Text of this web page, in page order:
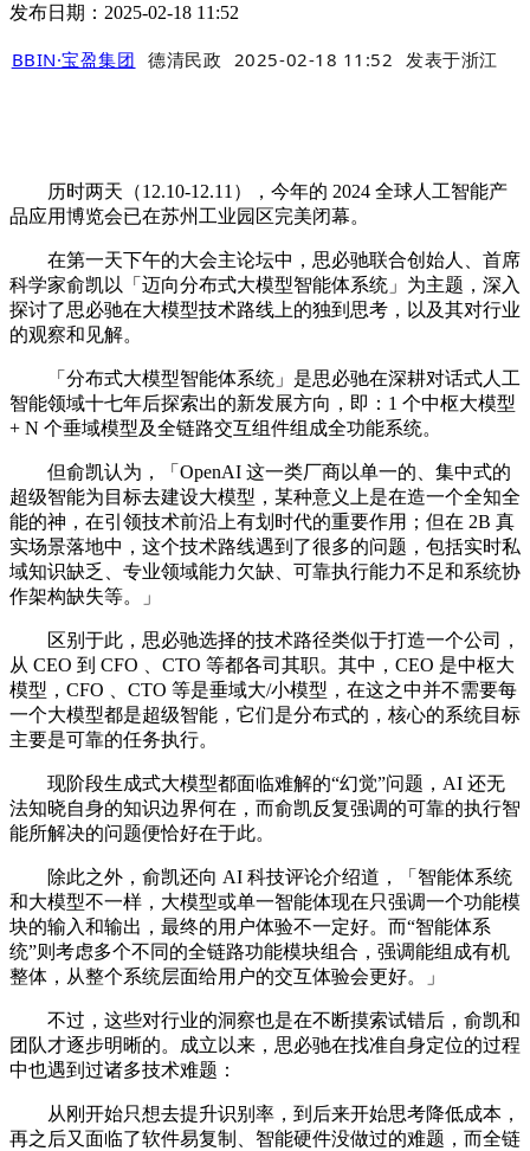
发布日期：2025-02-18 11:52
BBIN·宝盈集团 德清民政 2025-02-18 11:52 发表于浙江
历时两天（12.10-12.11），今年的 2024 全球人工智能产
品应用博览会已在苏州工业园区完美闭幕。
在第一天下午的大会主论坛中，思必驰联合创始人、首席
科学家俞凯以「迈向分布式大模型智能体系统」为主题，深入
探讨了思必驰在大模型技术路线上的独到思考，以及其对行业
的观察和见解。
「分布式大模型智能体系统」是思必驰在深耕对话式人工
智能领域十七年后探索出的新发展方向，即：1 个中枢大模型
+ N 个垂域模型及全链路交互组件组成全功能系统。
但俞凯认为，「OpenAI 这一类厂商以单一的、集中式的
超级智能为目标去建设大模型，某种意义上是在造一个全知全
能的神，在引领技术前沿上有划时代的重要作用；但在 2B 真
实场景落地中，这个技术路线遇到了很多的问题，包括实时私
域知识缺乏、专业领域能力欠缺、可靠执行能力不足和系统协
作架构缺失等。」
区别于此，思必驰选择的技术路径类似于打造一个公司，
从 CEO 到 CFO 、CTO 等都各司其职。其中，CEO 是中枢大
模型，CFO 、CTO 等是垂域大/小模型，在这之中并不需要每
一个大模型都是超级智能，它们是分布式的，核心的系统目标
主要是可靠的任务执行。
现阶段生成式大模型都面临难解的“幻觉”问题，AI 还无
法知晓自身的知识边界何在，而俞凯反复强调的可靠的执行智
能所解决的问题便恰好在于此。
除此之外，俞凯还向 AI 科技评论介绍道，「智能体系统
和大模型不一样，大模型或单一智能体现在只强调一个功能模
块的输入和输出，最终的用户体验不一定好。而“智能体系
统”则考虑多个不同的全链路功能模块组合，强调能组成有机
整体，从整个系统层面给用户的交互体验会更好。」
不过，这些对行业的洞察也是在不断摸索试错后，俞凯和
团队才逐步明晰的。成立以来，思必驰在找准自身定位的过程
中也遇到过诸多技术难题：
从刚开始只想去提升识别率，到后来开始思考降低成本，
再之后又面临了软件易复制、智能硬件没做过的难题，而全链